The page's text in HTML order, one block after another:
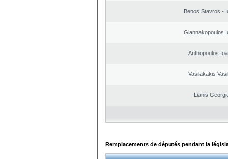
Benos Stavros -
Giannakopoulos
Anthopoulos
Vasilakakis
Lianis
Remplacements de députés pendant la